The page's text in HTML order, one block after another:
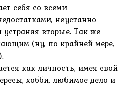
себя со всеми
неустанно
вторые. Так же
(ну, по крайней мере,
как личность, имея свой
хобби, любимое дело и